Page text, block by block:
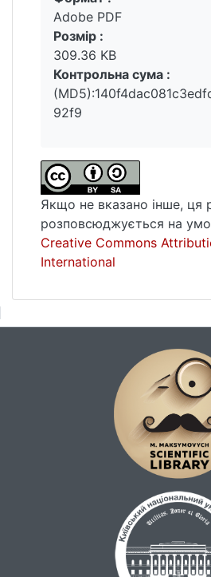
стихійність селянського
Adobe PDF
Розмір :
309.36 KB
Контрольна сума :
92f9
Якщо не вказано інше, ця
розповсюджується на
Creative Commons
International